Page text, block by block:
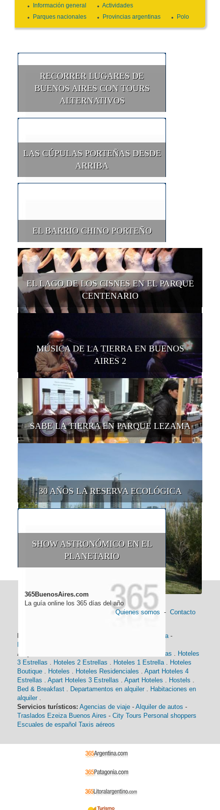
Información general
Actividades
Parques nacionales
Provincias argentinas Polo
RECORRER LUGARES DE
BUENOS AIRES CON TOURS
ALTERNATIVOS
LAS CÚPULAS PORTEÑAS DESDE
ARRIBA
EL BARRIO CHINO PORTEÑO
EL LAGO DE LOS CISNES EN EL PARQUE
CENTENARIO
MÚSICA DE LA TIERRA EN BUENOS
AIRES 2
SABE LA TIERRA EN PARQUE LEZAMA
30 AÑOS LA RESERVA ECOLÓGICA
SHOW ASTRONÓMICO EN EL
PLANETARIO
365BuenosAires.com
La guía online los 365 días del año
Quienes somos - Contacto
Historia -
Alojamiento:
Hoteles 4 Estrellas
Hoteles
3 Estrellas
Hoteles 2 Estrellas Hoteles 1 Estrella
Hoteles
Boutique
Hoteles Hoteles Residenciales
Apart Hoteles 4
Estrellas
Apart Hoteles 3 Estrellas Apart Hoteles Hostels
Bed & Breakfast
Departamentos en alquiler
Habitaciones en
alquiler
Servicios turísticos: Agencias de viaje - Alquiler de autos -
Traslados Ezeiza Buenos Aires - City Tours Personal shoppers
Escuales de español Taxis aéreos